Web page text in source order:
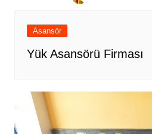
Asansör
Yük Asansörü Firması